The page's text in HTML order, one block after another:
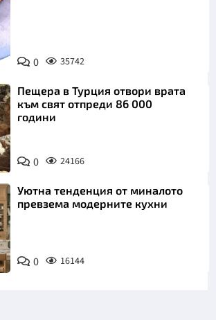
0 35742
Пещера в Турция отвори врата
към свят отпреди 86 000
години
0 24166
Уютна тенденция от миналото
превзема модерните кухни
0 16144